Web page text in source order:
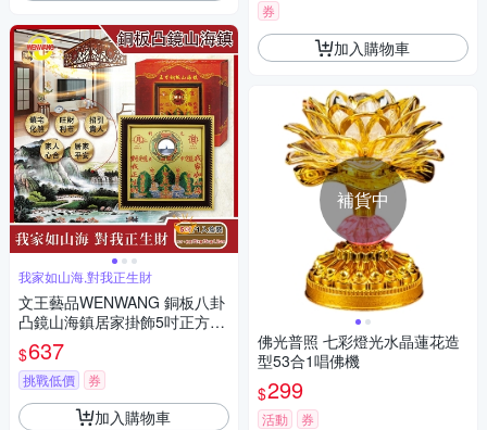
我家如山海,對我正生財
文王藝品WENWANG 銅板八卦
凸鏡山海鎮居家掛飾5吋正方形
1組
$637
挑戰低價 券
加入購物車
券
加入購物車
補貨中
佛光普照 七彩燈光水晶蓮花造
型53合1唱佛機
$299
活動 券